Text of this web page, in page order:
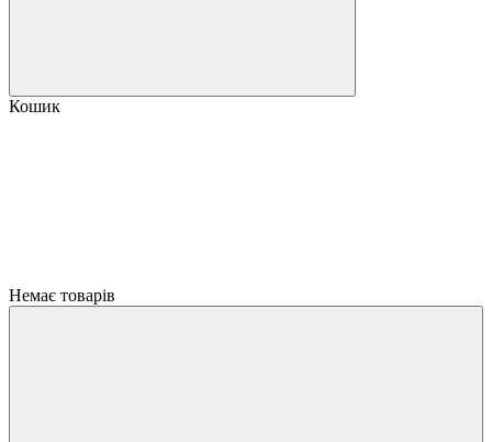
Кошик
Немає товарів